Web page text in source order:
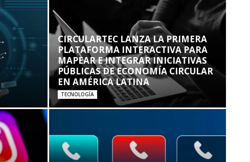
CIRCULARTEC LANZA LA PRIMERA
PLATAFORMA INTERACTIVA PARA
MAPEAR E INTEGRAR INICIATIVAS
PÚBLICAS DE ECONOMÍA CIRCULAR
EN AMÉRICA LATINA
TECNOLOGÍA